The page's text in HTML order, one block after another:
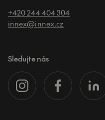
+420 244 404 304
innex@innex.cz
Sledujte nás